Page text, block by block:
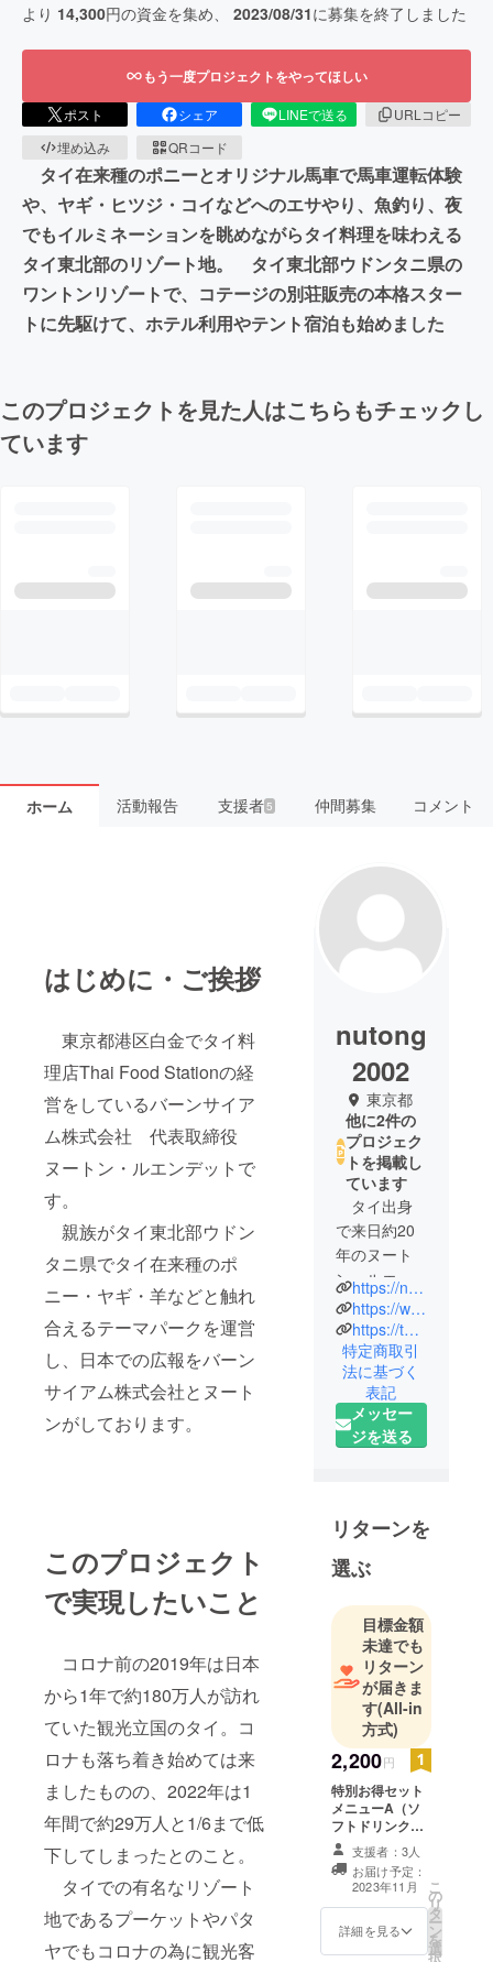
より 14,300円の資金を集め、 2023/08/31に募集を終了しました
もう一度プロジェクトをやってほしい
ポスト シェア LINEで送る
URLコピー
埋め込み
QRコード
タイ在来種のポニーとオリジナル馬車で馬車運転体験
や、ヤギ・ヒツジ・コイなどへのエサやり、魚釣り、夜
でもイルミネーションを眺めながらタイ料理を味わえる
タイ東北部のリゾート地。 タイ東北部ウドンタニ県の
ワントンリゾートで、コテージの別荘販売の本格スター
トに先駆けて、ホテル利用やテント宿泊も始めました
このプロジェクトを見た人はこちらもチェックし
ています
ホーム 活動報告 支援者5 仲間募集 コメント
はじめに・ご挨拶
東京都港区白金でタイ料
理店Thai Food Stationの経
営をしているバーンサイア
ム株式会社 代表取締役
ヌートン・ルエンデットで
す。
親族がタイ東北部ウドン
タニ県でタイ在来種のポ
ニー・ヤギ・羊などと触れ
合えるテーマパークを運営
し、日本での広報をバーン
サイアム株式会社とヌート
ンがしております。
このプロジェクト
で実現したいこと
コロナ前の2019年は日本
から1年で約180万人が訪れ
ていた観光立国のタイ。コ
ロナも落ち着き始めては来
ましたものの、2022年は1
年間で約29万人と1/6まで低
下してしまったとのこと。
タイでの有名なリゾート
地であるプーケットやパタ
ヤでもコロナの為に観光客
nutong
2002
東京都
他に2件の
プロジェク
トを掲載し
ています
タイ出身
で来日約20
年のヌート
ン・ルエン
デットで
す。
東京都港
区白金でタ
イ料理店
THAI FOOD
STATIONを
アム株式会
社の経営
と、タイで
テーマパー
クの運営を
していま
す。
https://nutongproject.wixsite.com/my-site
https://www.facebook.com/nutongr/
https://twitter.com/LuffyUdon
特定商取引
法に基づく
表記
メッセー
ジを送る
リターンを
選ぶ
目標金額
未達でも
リターン
が届きま
す(All-in
方式)
2,200円
特別お得セット
メニューA（ソ
フトドリンク
付） 総額2350
円～2450円が
2200円の特別
セットメニュー
・お料理（ガパ
オライス、カオ
支援者：3人
お届け予定：
2023年11月
詳細を見る
こ
の
リ
タ
ー
ン
を
選
択